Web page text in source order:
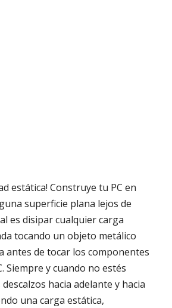
estática! Construye tu PC en
superficie plana lejos de
es disipar cualquier carga
tocando un objeto metálico
antes de tocar los componentes
Siempre y cuando no estés
hacia adelante y hacia
una carga estática,